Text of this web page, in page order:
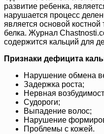
развитие ребенка,
нарушается процесс
является основой костной
белка. Журнал
содержится кальций для
Признаки дефицита
Нарушение обмена
Задержка роста;
Нервная
Судороги;
Выпадение волос;
Нарушение
Проблемы с кожей.